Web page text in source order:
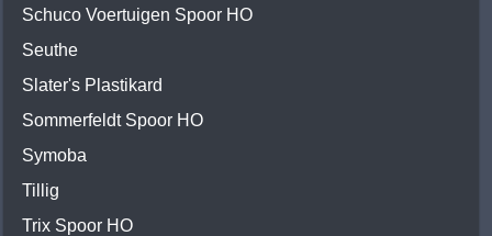
Schuco Voertuigen Spoor HO
Seuthe
Slater's Plastikard
Sommerfeldt Spoor HO
Symoba
Tillig
Trix Spoor HO